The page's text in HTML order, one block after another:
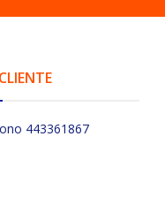
443361867